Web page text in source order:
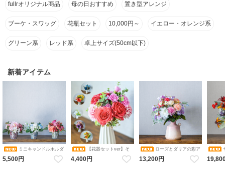
fullrオリジナル商品 母の日おすすめ 置き型アレンジ
ブーケ・スワッグ 花瓶セット 10,000円～ イエロー・オレンジ系
グリーン系 レッド系 卓上サイズ(50cm以下)
新着アイテム
ミニキャンドルホルダ
ーアレンジメント コレクショ
ン（ピンク・ブルーホワイ
5,500円
【花器セットver】そ
のまま飾れるブーケ 選べる６
色 アレンジメント 造花 アー
ティフィシャルフラワー ギフ
4,400円
ローズとダリアの彩ア
レンジメント 花瓶アレンジメ
ント 造花 アーティフィシャル
13,200円
ンジメ